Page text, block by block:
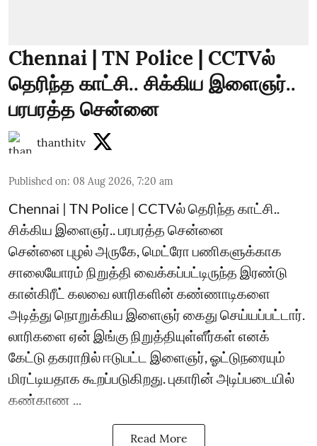
Chennai | TN Police | CCTVல்
தெரிந்த காட்சி.. சிக்கிய இளைஞர்..
பரபரத்த சென்னை
thanthitv
Published on: 08 Aug 2026, 7:20 am
Chennai | TN Police | CCTVல் தெரிந்த காட்சி..
சிக்கிய இளைஞர்.. பரபரத்த சென்னை
சென்னை புழல் அருகே, மெட்ரோ பணிகளுக்காக
சாலையோரம் நிறுத்தி வைக்கப்பட்டிருந்த இரண்டு
கான்கிரீட் கலவை லாரிகளின் கண்ணாடிகளை
அடித்து நொறுக்கிய இளைஞர் கைது செய்யப்பட்டார்.
லாரிகளை ஏன் இங்கு நிறுத்தியுள்ளீர்கள் எனக்
கேட்டு தகராறில் ஈடுபட்ட இளைஞர், ஓட்டுநரையும்
மிரட்டியதாக கூறப்படுகிறது. புகாரின் அடிப்படையில்
கண்காண ...
Read More